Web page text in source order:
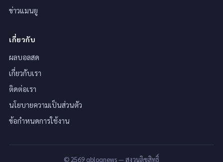
ข่าวแมนยู
เกี่ยวกับ
ผลบอลสด
เกี่ยวกับเรา
ติดต่อเรา
นโยบายความเป็นส่วนตัว
ข้อกำหนดการใช้งาน
© 2569 gblognews — สงวนลิขสิทธิ์